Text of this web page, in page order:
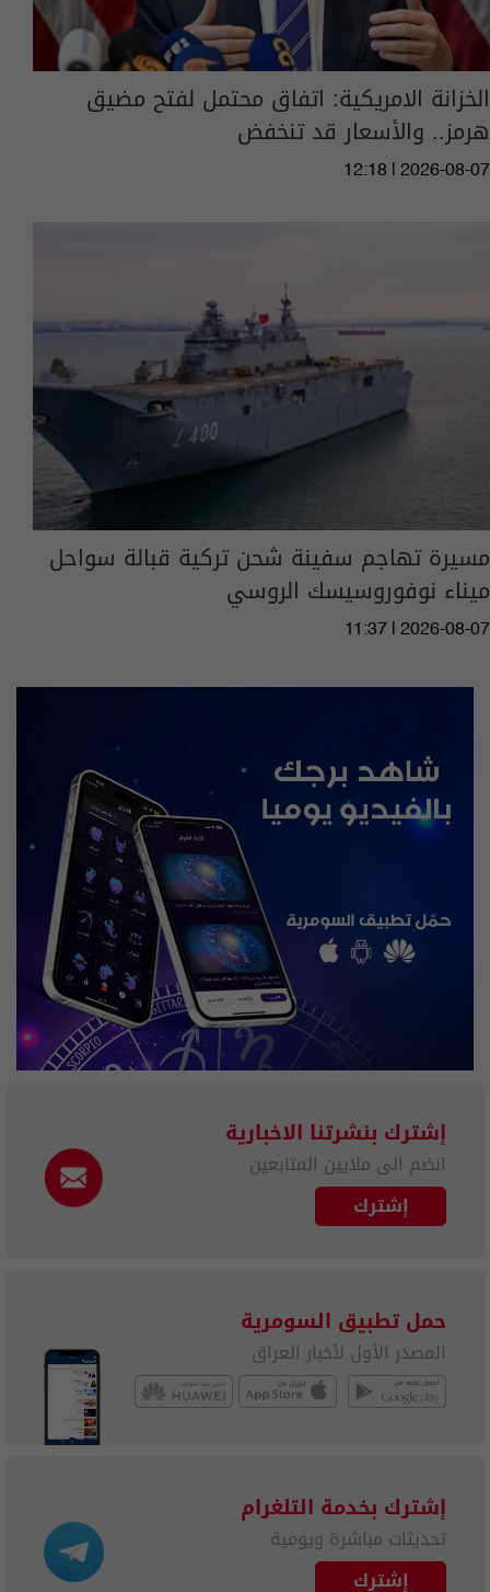
الخزانة الامريكية: اتفاق محتمل لفتح مضيق
هرمز.. والأسعار قد تنخفض
12:18 | 2026-08-07
مسيرة تهاجم سفينة شحن تركية قبالة سواحل
ميناء نوفوروسيسك الروسي
11:37 | 2026-08-07
إشترك بنشرتنا الاخبارية
انضم الى ملايين المتابعين
إشترك
حمل تطبيق السومرية
المصدر الأول لأخبار العراق
إشترك بخدمة التلغرام
تحديثات مباشرة ويومية
إشترك